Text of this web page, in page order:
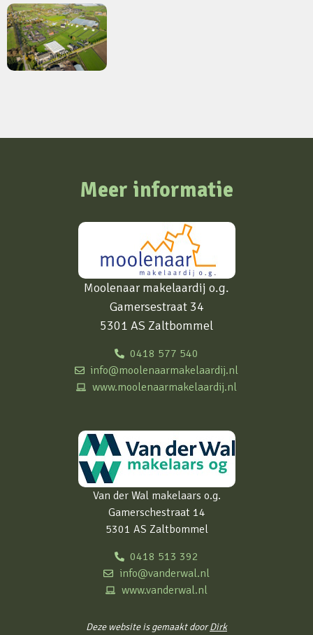
Meer informatie
Moolenaar makelaardij o.g.
Gamersestraat 34
5301 AS Zaltbommel
0418 577 540
info@moolenaarmakelaardij.nl
www.moolenaarmakelaardij.nl
Van der Wal makelaars o.g.
Gamerschestraat 14
5301 AS Zaltbommel
0418 513 392
info@vanderwal.nl
www.vanderwal.nl
Deze website is gemaakt doorDirk